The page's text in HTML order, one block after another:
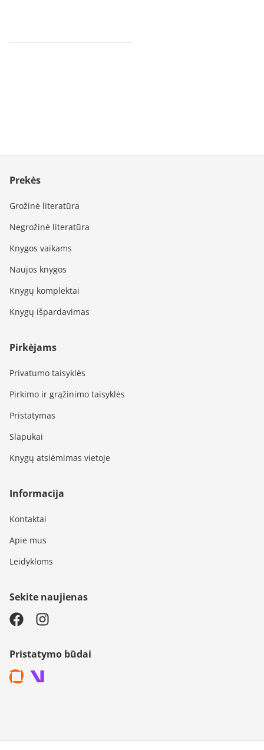
Prekės
Grožinė literatūra
Negrožinė literatūra
Knygos vaikams
Naujos knygos
Knygų komplektai
Knygų išpardavimas
Pirkėjams
Privatumo taisyklės
Pirkimo ir grąžinimo taisyklės
Pristatymas
Slapukai
Knygų atsiėmimas vietoje
Informacija
Kontaktai
Apie mus
Leidykloms
Sekite naujienas
Pristatymo būdai